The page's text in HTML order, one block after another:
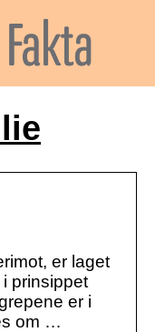
er laget
prinsippet
er i
om …